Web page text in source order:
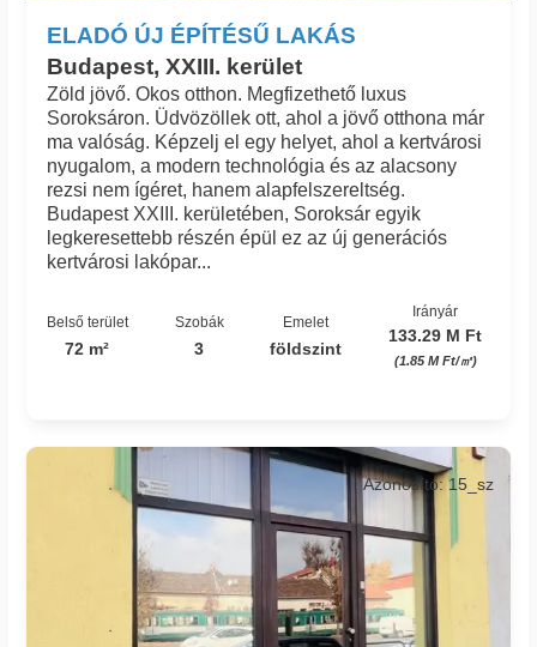
ELADÓ ÚJ ÉPÍTÉSŰ LAKÁS
Budapest, XXIII. kerület
Zöld jövő. Okos otthon. Megfizethető luxus
Soroksáron. Üdvözöllek ott, ahol a jövő otthona már
ma valóság. Képzelj el egy helyet, ahol a kertvárosi
nyugalom, a modern technológia és az alacsony
rezsi nem ígéret, hanem alapfelszereltség.
Budapest XXIII. kerületében, Soroksár egyik
legkeresettebb részén épül ez az új generációs
kertvárosi lakópar...
Belső terület
72 m²
Szobák
3
Emelet
földszint
Irányár
133.29 M Ft
(1.85 M Ft/㎡)
Azonosító: 15_sz